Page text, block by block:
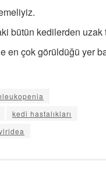
bütün kedilerden uzak
çok görüldüğü yer
kedi hastalıkları